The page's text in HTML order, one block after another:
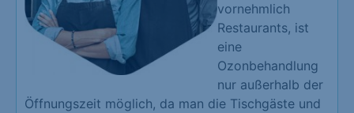
vornehmlich
Restaurants, ist
eine
Ozonbehandlung
nur außerhalb der
Öffnungszeit möglich, da man die Tischgäste und